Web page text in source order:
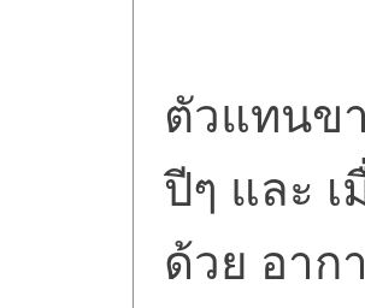
ตัวแทนข
ปีๆ และ
ด้วย อาก